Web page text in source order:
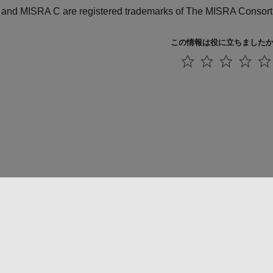
and MISRA C are registered trademarks of The MISRA
この情報は役に立ちました